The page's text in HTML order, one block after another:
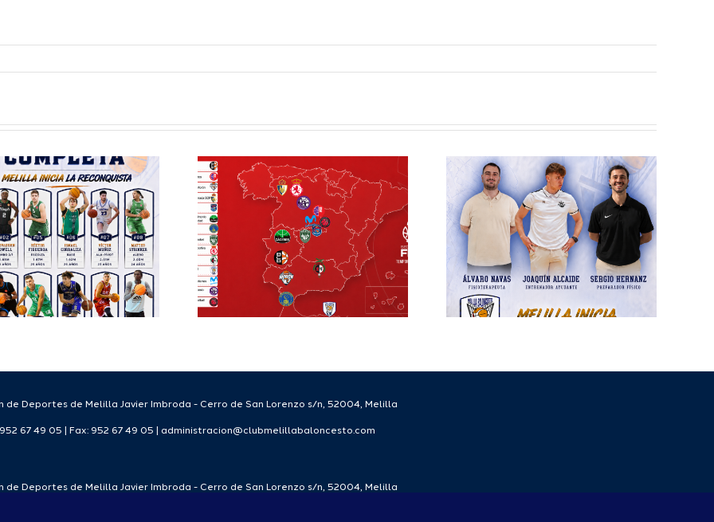
Definidos el
grupo de
Segunda FEB y
la Copa España
FEB para el
Melilla Ciudad
del Deporte
Baloncesto
configura el
Staff Técnico
para la
temporada
de Deportes de Melilla Javier Imbroda - Cerro de San Lorenzo s/n, 52004, Melilla
67 49 05 | Fax: 952 67 49 05 | administracion@clubmelillabaloncesto.com
de Deportes de Melilla Javier Imbroda - Cerro de San Lorenzo s/n, 52004, Melilla